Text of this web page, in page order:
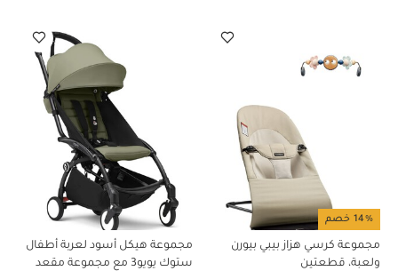
14% خصم
مجموعة كرسي هزاز بيبي بيورن
ولعبة، قطعتين
مجموعة هيكل أسود لعربة أطفال
ستوك يويو3 مع مجموعة مقعد